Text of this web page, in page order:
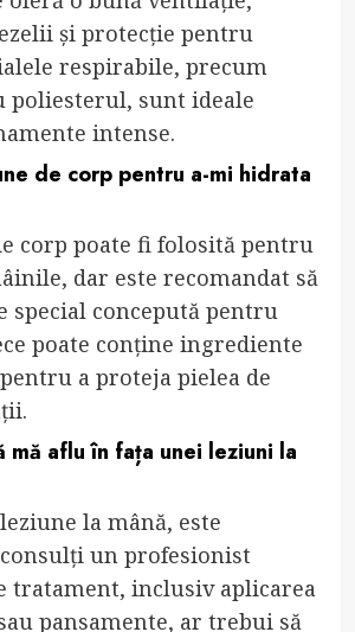
și protecție pentru
respirabile, precum
poliesterul, sunt ideale
intense.
de corp pentru a-mi hidrata
corp poate fi folosită pentru
dar este recomandat să
special concepută pentru
poate conține ingrediente
a proteja pielea de
mă aflu în fața unei leziuni la
la mână, este
un profesionist
tratament, inclusiv aplicarea
pansamente, ar trebui să